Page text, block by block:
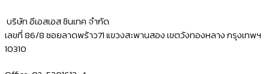
8
บริษัท อีเอสเอส ซินเทค จำกัด
เลขที่ 86/8 ซอยลาดพร้าว71 แขวงสะพานสอง เขตวังทองหลาง กรุงเทพฯ
10310